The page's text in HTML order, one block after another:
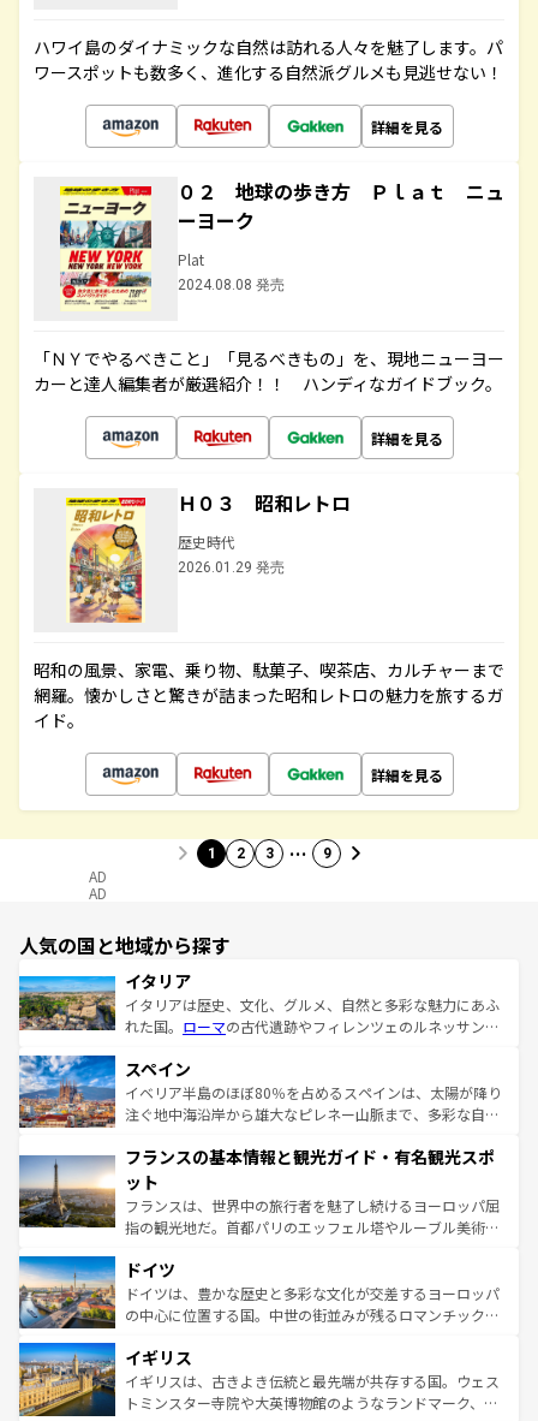
ハワイ島のダイナミックな自然は訪れる人々を魅了します。パ
ワースポットも数多く、進化する自然派グルメも見逃せない！
詳細を見る
０２ 地球の歩き方 Ｐｌａｔ ニュ
ーヨーク
Plat
2024.08.08 発売
「ＮＹでやるべきこと」「見るべきもの」を、現地ニューヨー
カーと達人編集者が厳選紹介！！ ハンディなガイドブック。
詳細を見る
Ｈ０３ 昭和レトロ
歴史時代
2026.01.29 発売
昭和の風景、家電、乗り物、駄菓子、喫茶店、カルチャーまで
網羅。懐かしさと驚きが詰まった昭和レトロの魅力を旅するガ
イド。
詳細を見る
1 2 3 … 9
AD
AD
人気の国と地域から探す
イタリア
イタリアは歴史、文化、グルメ、自然と多彩な魅力にあふ
れた国。 ローマの古代遺跡やフィレンツェのルネッサンス
ろん、トスカーナの美しい田園風景やアマルフィ海岸の絶
景など、自然景観も見逃せない。観光の合間には、本場の
ピザやパスタなど、絶品のイタリア料理を堪能することも
ませてくれるイタリアで、忘れられない旅をしてみよう！
なお、新着のイタリア情報は
しい。
スペイン
イベリア半島のほぼ80％を占めるスペインは、太陽が降り
注ぐ地中海沿岸から雄大なピレネー山脈まで、多彩な自然
文化が根付くこの国では、情熱的なフラメンコ、熱気あふ
れる闘牛、そして美味しいタパスが生活の一部となってい
る。首都マドリードの洗練された雰囲気や、バルセロナの
アートに溢れた街角から、地方では古代ローマ遺跡や中世
せる。地方によって風土や気候が異なるスペインはその個
性で訪れる人を魅了する。 なお、新着のスペイン情報は コ
ンテンツ一覧を参照してほしい。
フランスの基本情報と観光ガイド・有名観光スポ
ット
フランスは、世界中の旅行者を魅了し続けるヨーロッパ屈
指の観光地だ。首都パリのエッフェル塔やルーブル美術館
で、幅広い魅力が詰まっている。華麗な宮殿、歴史的な大
聖堂、美しいビーチ、そして豊かな自然が、訪れる者を心
から魅了する。また、フランスは美食の国としても知ら
いる。シャンパンの発祥地であるランス、プロヴァンスの
香り高いラベンダー畑など、多彩な楽しみ方が可能だ。さ
らに、パリ以外の地域にも魅力が溢れており、どの街角に
ドイツ
ドイツは、豊かな歴史と多彩な文化が交差するヨーロッパ
の中心に位置する国。中世の街並みが残るロマンチック街
顔を持つこの国は、どこを歩いても飽きることがない。ベ
ルリンの文化的活気、バイエルン州のアルプスの絶景、そ
してライン川沿いのワイン畑といった風景は必見。ビール
イギリス
イギリスは、古きよき伝統と最先端が共存する国。ウェス
トミンスター寺院や大英博物館のようなランドマーク、歴